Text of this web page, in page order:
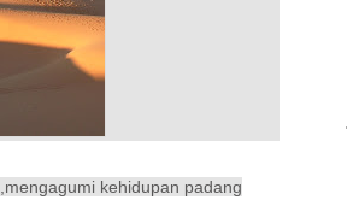
mengagumi kehidupan padang